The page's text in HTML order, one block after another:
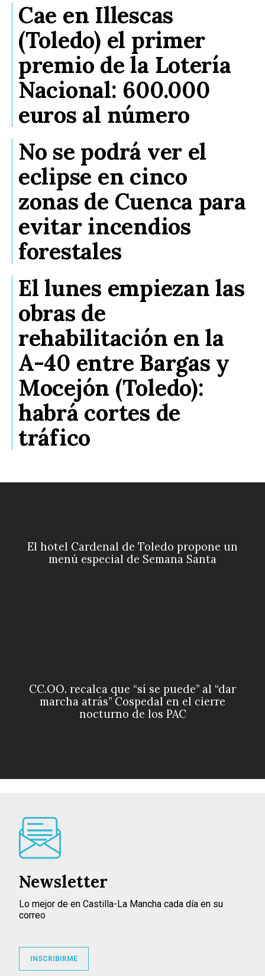
Cae en Illescas
(Toledo) el primer
premio de la Lotería
Nacional: 600.000
euros al número
No se podrá ver el
eclipse en cinco
zonas de Cuenca para
evitar incendios
forestales
El lunes empiezan las
obras de
rehabilitación en la
A-40 entre Bargas y
Mocejón (Toledo):
habrá cortes de
tráfico
El hotel Cardenal de Toledo propone un
menú especial de Semana Santa
CC.OO. recalca que “sí se puede” al “dar
marcha atrás” Cospedal en el cierre
nocturno de los PAC
Newsletter
Lo mejor de en Castilla-La Mancha cada día en su
correo
INSCRIBIRME